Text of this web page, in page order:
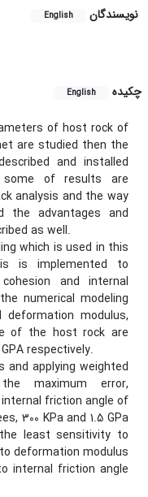
نویسندگان English
چکیده
English
of host rock of
are studied then the
and installed
some of results are
analysis and the way
the advantages and
as well.
which is used in this
is implemented to
and internal
numerical modeling
modulus,
of the host rock are
respectively.
and applying weighted
maximum error,
friction angle of
300 KPa and 1.5 GPa
least sensitivity to
deformation modulus
internal friction angle